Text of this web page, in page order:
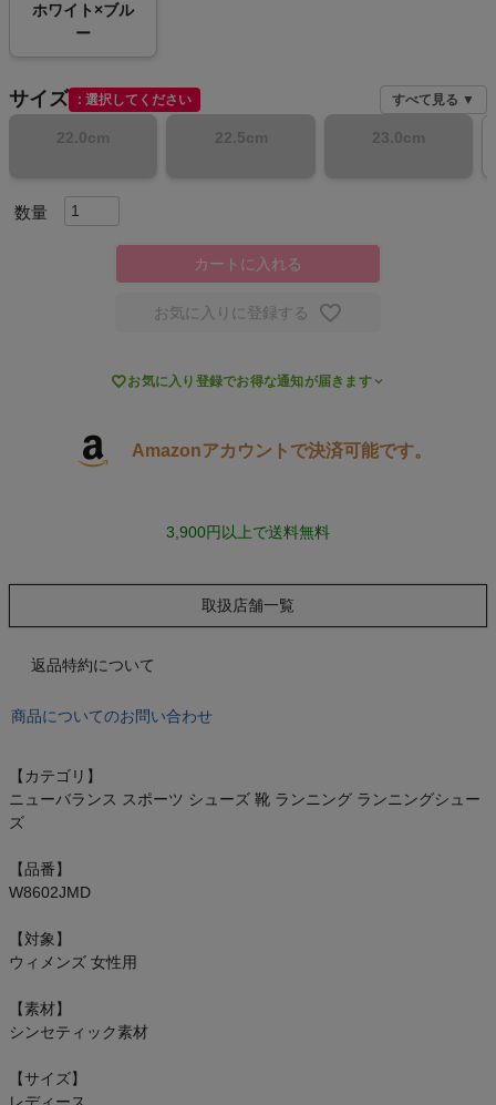
メンズスポーツウェア
レディーススポーツウェア
キャンプ・フェス
サックス SAXX
スポーツマリオTOP
ベースボールマリオ（野球商品）
お気に入り
ホワイト×ブル
ー
サイズ 選択してください すべて見る ▼
22.0cm 22.5cm 23.0cm
カートに入れる
お気に入りに登録する
お気に入り登録でお得な通知が届きます
Amazonアカウントで決済可能です。
3,900円以上で送料無料
取扱店舗一覧
返品特約について
商品についてのお問い合わせ
【カテゴリ】
ニューバランス スポーツ シューズ 靴 ランニング ランニングシュー
ズ
【品番】
W8602JMD
【対象】
ウィメンズ 女性用
【素材】
シンセティック素材
【サイズ】